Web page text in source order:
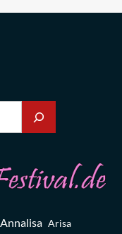
Annalisa Arisa